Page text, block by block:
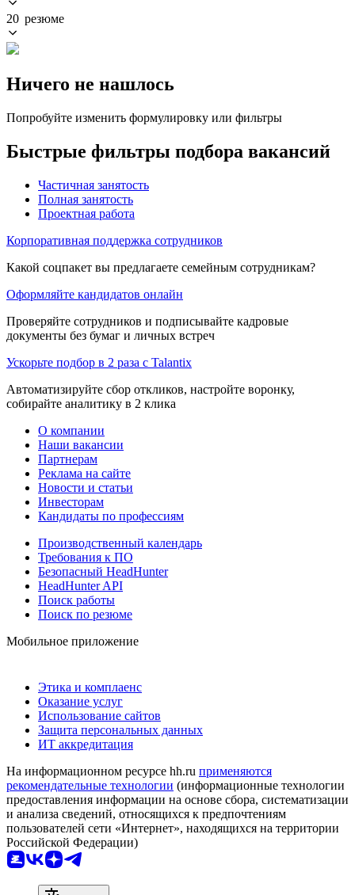
20 резюме
Ничего не нашлось
Попробуйте изменить формулировку или фильтры
Быстрые фильтры подбора вакансий
Частичная занятость
Полная занятость
Проектная работа
Корпоративная поддержка сотрудников
Какой соцпакет вы предлагаете семейным сотрудникам?
Оформляйте кандидатов онлайн
Проверяйте сотрудников и подписывайте кадровые
документы без бумаг и личных встреч
Ускорьте подбор в 2 раза с Talantix
Автоматизируйте сбор откликов, настройте воронку,
собирайте аналитику в 2 клика
О компании
Наши вакансии
Партнерам
Реклама на сайте
Новости и статьи
Инвесторам
Кандидаты по профессиям
Производственный календарь
Требования к ПО
Безопасный HeadHunter
HeadHunter API
Поиск работы
Поиск по резюме
Мобильное приложение
Этика и комплаенс
Оказание услуг
Использование сайтов
Защита персональных данных
ИТ аккредитация
На информационном ресурсе hh.ru применяются
рекомендательные технологии (информационные технологии
предоставления информации на основе сбора, систематизации
и анализа сведений, относящихся к предпочтениям
пользователей сети «Интернет», находящихся на территории
Российской Федерации)